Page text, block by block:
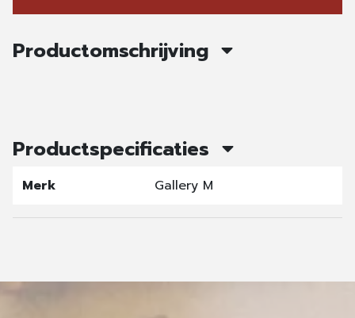
Productomschrijving
Productspecificaties
Merk Gallery M